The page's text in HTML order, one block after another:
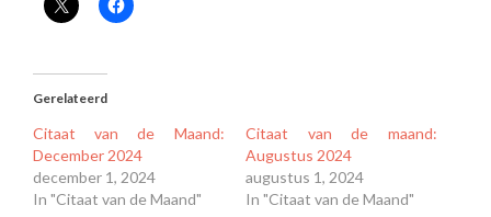
Gerelateerd
Citaat van de Maand:
December 2024
december 1, 2024
In "Citaat van de Maand"
Citaat van de maand:
Augustus 2024
augustus 1, 2024
In "Citaat van de Maand"